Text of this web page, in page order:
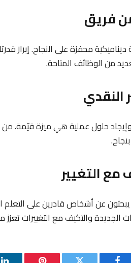
ديناميكية محفزة على النجاح. إبراز
من الوظائف المتاحة.
حلول عملية هي ميزة قيّمة.
عن أشخاص قادرين على
الجديدة والتكيف مع التغييرات